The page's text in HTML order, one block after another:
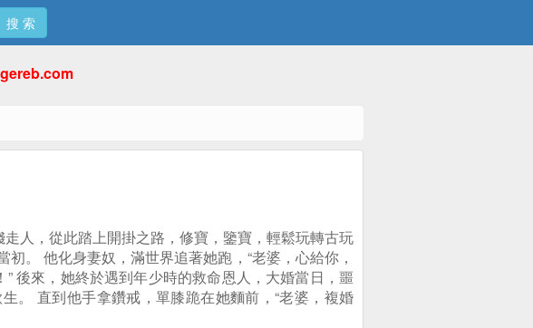
搜 索
人，從此踏上開掛之路，修寶，鑒寶，輕鬆玩轉古玩
。 他化身妻奴，滿世界追著她跑，“老婆，心給你，
後來，她終於遇到年少時的救命恩人，大婚當日，噩
。 直到他手拿鑽戒，單膝跪在她麵前，“老婆，複婚